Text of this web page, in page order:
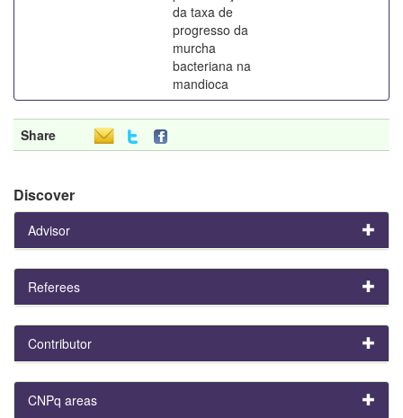
da taxa de
progresso da
murcha
bacteriana na
mandioca
Share
Discover
Advisor
Referees
Contributor
CNPq areas